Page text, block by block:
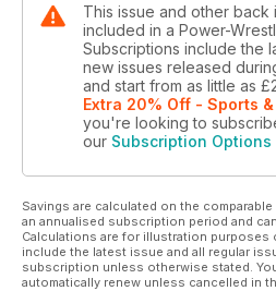
durch die heißesten News
Bei AEW steht der Revolution-
der bislang beste PPV dieses
vergangenen Jahre, mit gleich
befindet sich das erste Fünf-
zudem ist er Teil der Rubrik
bewegten". In dieser Ausgabe
Match der Young Bucks gegen
Page.
This issue and other back
included in a Power-
Subscriptions include the
new issues released
and start from as little as
Extra 20% Off - Sports
you're looking to
our Subscription Options
Savings are calculated on the
an annualised subscription period and
Calculations are for illustration purposes
include the latest issue and all regular
subscription unless otherwise stated.
automatically renew unless cancelled in